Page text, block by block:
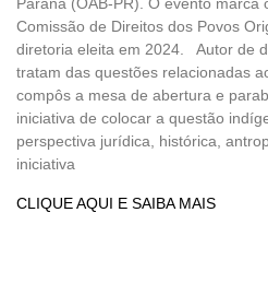
Comissão de Direitos dos Povos
diretoria eleita em 2024. Autor de
tratam das questões relacionadas
compôs a mesa de abertura e
iniciativa de colocar a questão
perspectiva jurídica, histórica,
iniciativa
CLIQUE AQUI E SAIBA MAIS